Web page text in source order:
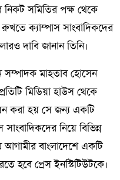
নিকট সমিতির পক্ষ থেকে
ক্যাম্পাস সাংবাদিকদের
দাবি জানান তিনি।
সম্পাদক মাহতাব হোসেন
মিডিয়া হাউস থেকে
করা হয় সে জন্য একটি
নিয়ে বিভিন্ন
আগামীর বাংলাদেশে একটি
হবে প্রেস ইনস্টিটিউটকে।